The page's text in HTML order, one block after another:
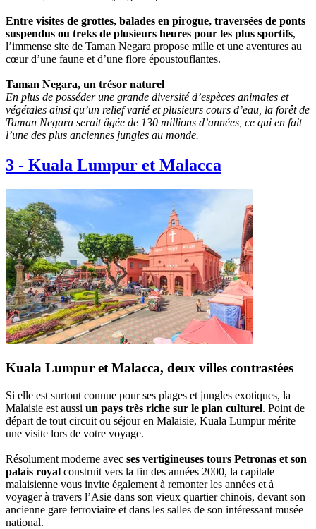
Entre visites de grottes, balades en pirogue, traversées de ponts
suspendus ou treks de plusieurs heures pour les plus sportifs,
l’immense site de Taman Negara propose mille et une aventures au
cœur d’une faune et d’une flore époustouflantes.
Taman Negara, un trésor naturel
En plus de posséder une grande diversité d’espèces animales et
végétales ainsi qu’un relief varié et plusieurs cours d’eau, la forêt de
Taman Negara serait âgée de 130 millions d’années, ce qui en fait
l’une des plus anciennes jungles au monde.
3 - Kuala Lumpur et Malacca
Kuala Lumpur et Malacca, deux villes contrastées
Si elle est surtout connue pour ses plages et jungles exotiques, la
Malaisie est aussi un pays très riche sur le plan culturel. Point de
départ de tout circuit ou séjour en Malaisie, Kuala Lumpur mérite
une visite lors de votre voyage.
Résolument moderne avec ses vertigineuses tours Petronas et son
palais royal construit vers la fin des années 2000, la capitale
malaisienne vous invite également à remonter les années et à
voyager à travers l’Asie dans son vieux quartier chinois, devant son
ancienne gare ferroviaire et dans les salles de son intéressant musée
national.